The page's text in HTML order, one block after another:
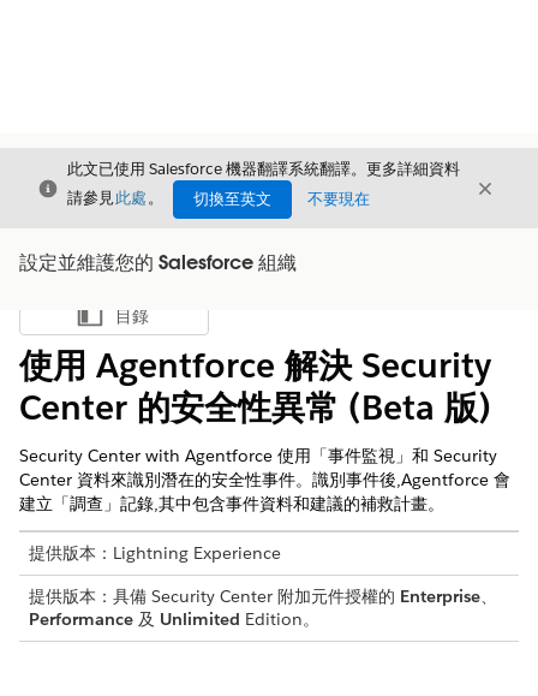
結束
此文已使用 Salesforce 機器翻譯系統翻譯。更多詳細資料
請參見此處。 切換至英文 不要現在 結束
設定並維護您的 Salesforce 組織
顯示目錄
目錄
使用 Agentforce 解決 Security
Center 的安全性異常 (Beta 版)
Security Center with Agentforce 使用「事件監視」和 Security
Center 資料來識別潛在的安全性事件。識別事件後,Agentforce 會
建立「調查」記錄,其中包含事件資料和建議的補救計畫。
提供版本：Lightning Experience
提供版本：具備 Security Center 附加元件授權的 Enterprise、
Performance 及 Unlimited Edition。